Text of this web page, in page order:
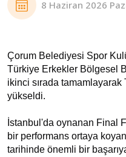
8 Haziran 2026
Çorum Belediyesi Spor
Türkiye Erkekler Bölgesel
ikinci sırada
yükseldi.
İstanbul'da oynanan Final
bir performans ortaya
tarihinde önemli bir